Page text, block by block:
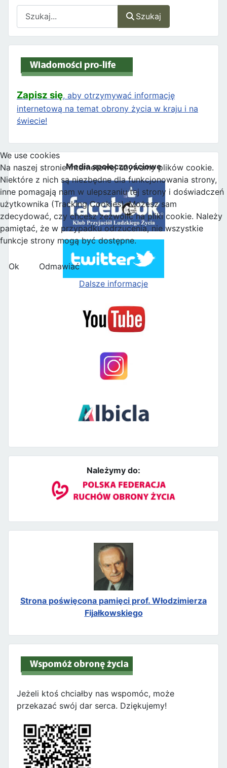
Szukaj
Zapisz się, aby otrzymywać informację
internetową na temat obrony życia w kraju i na
świecie!
Media społecznościowe
Należymy do:
Strona poświęcona pamięci prof. Włodzimierza
Fijałkowskiego
Jeżeli ktoś chciałby nas wspomóc, może
przekazać swój dar serca. Dziękujemy!
We use cookies
Na naszej stronie internetowej używamy plików cookie.
Niektóre z nich są niezbędne dla funkcjonowania strony,
inne pomagają nam w ulepszaniu tej strony i doświadczeń
użytkownika (Tracking Cookies). Możesz sam
zdecydować, czy chcesz zezwolić na pliki cookie. Należy
pamiętać, że w przypadku odrzucenia, nie wszystkie
funkcje strony mogą być dostępne.
Ok
Odmawiać
Dalsze informacje